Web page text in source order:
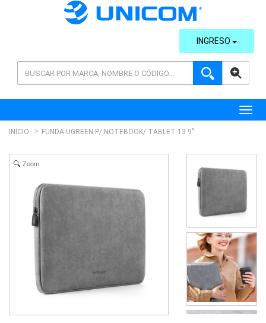
AVANZADA
INGRESO
INICIO FUNDA UGREEN P/ NOTEBOOK/ TABLET 13.9"
Zoom